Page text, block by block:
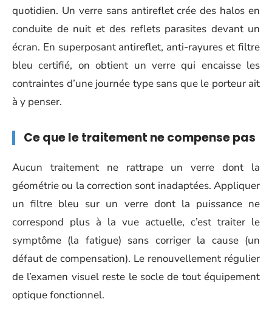
quotidien. Un verre sans antireflet crée des halos en
conduite de nuit et des reflets parasites devant un
écran. En superposant antireflet, anti-rayures et filtre
bleu certifié, on obtient un verre qui encaisse les
contraintes d’une journée type sans que le porteur ait
à y penser.
Ce que le traitement ne compense pas
Aucun traitement ne rattrape un verre dont la
géométrie ou la correction sont inadaptées. Appliquer
un filtre bleu sur un verre dont la puissance ne
correspond plus à la vue actuelle, c’est traiter le
symptôme (la fatigue) sans corriger la cause (un
défaut de compensation). Le renouvellement régulier
de l’examen visuel reste le socle de tout équipement
optique fonctionnel.